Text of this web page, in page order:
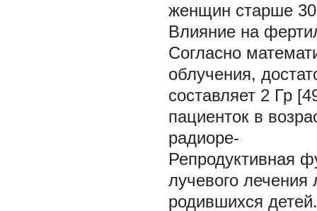
женщин старше
Влияние на
Согласно
облучения,
составляет 2 Гр
пациенток в
радиоре-
Репродуктивная
лучевого
родившихся детей.